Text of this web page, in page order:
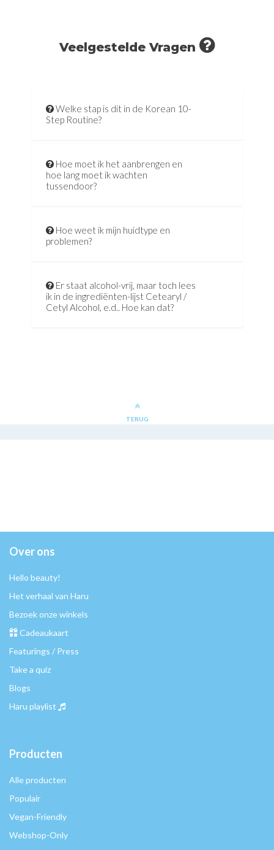
Veelgestelde Vragen
Welke stap is dit in de Korean 10-
Step Routine?
Hoe moet ik het aanbrengen en
hoe lang moet ik wachten
tussendoor?
Hoe weet ik mijn huidtype en
problemen?
Er staat alcohol-vrij, maar toch lees
ik in de ingrediënten-lijst Cetearyl /
Cetyl Alcohol, e.d.. Hoe kan dat?
TERUG
Over ons
Hello beauty!
Het verhaal van Haru
Bezoek onze winkels
Cadeaukaart
Featurings / Press
Take a quiz
Blogs
Haru playlist
Producten
Alle producten
Populair
Vegan-Friendly
Webshop-Only